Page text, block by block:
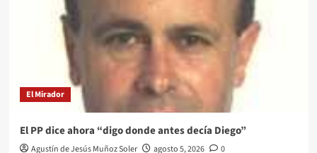
El Mirador
El PP dice ahora “digo donde antes decía Diego”
Agustín de Jesús Muñoz Soler agosto 5, 2026 0